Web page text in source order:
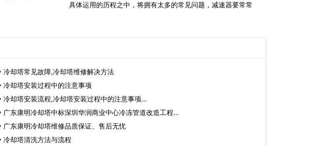
具体运用的历程之中，将拥有太多的常见问题，减速器要常常
冷却塔常见故障,冷却塔维修解决方法
冷却塔安装过程中的注意事项
冷却塔安装流程,冷却塔安装过程中的注意事项…
广东康明冷却塔中标深圳华润商业中心冷冻管道改造工程…
广东康明冷却塔维修品质保证、售后无忧
冷却塔清洗方法与流程